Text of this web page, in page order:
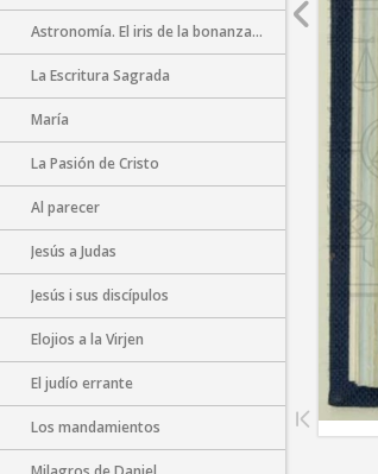
Astronomía. El iris de la bonanza...
La Escritura Sagrada
María
La Pasión de Cristo
Al parecer
Jesús a Judas
Jesús i sus discípulos
Elojios a la Virjen
El judío errante
Los mandamientos